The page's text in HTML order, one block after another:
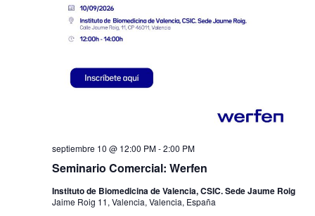
Seminario Comercial: Werfen
septiembre 10 @ 12:00 PM-2:00 PM
Instituto de Biomedicina de Valencia, CSIC. Sede Jaume Roig
Jaime Roig 11, Valencia, Valencia, España